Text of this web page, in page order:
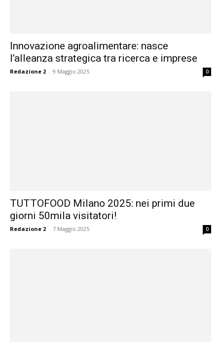
Innovazione agroalimentare: nasce
l’alleanza strategica tra ricerca e imprese
Redazione 2 - 9 Maggio 2025 0
TUTTOFOOD Milano 2025: nei primi due
giorni 50mila visitatori!
Redazione 2 - 7 Maggio 2025 0